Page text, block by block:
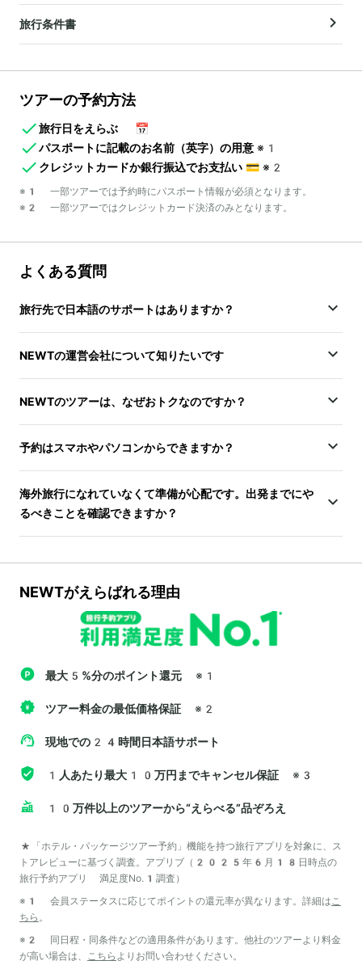
旅行条件書
ツアーの予約方法
旅行日をえらぶ
📅
パスポートに記載のお名前（英字）の用意 ※1
クレジットカードか銀行振込でお支払い 💳 ※2
※1 一部ツアーでは予約時にパスポート情報が必須となります。
※2 一部ツアーではクレジットカード決済のみとなります。
よくある質問
旅行先で日本語のサポートはありますか？
NEWTの運営会社について知りたいです
NEWTのツアーは、なぜおトクなのですか？
予約はスマホやパソコンからできますか？
海外旅行になれていなくて準備が心配です。出発までにや
るべきことを確認できますか？
NEWTがえらばれる理由
最大5%分のポイント還元 ※1
ツアー料金の最低価格保証 ※2
現地での24時間日本語サポート
1人あたり最大10万円までキャンセル保証 ※3
10万件以上のツアーから“えらべる”品ぞろえ
*「ホテル・パッケージツアー予約」機能を持つ旅行アプリを対象に、ス
トアレビューに基づく調査。アプリブ（2025年6月18日時点の
旅行予約アプリ 満足度No.1調査）
※1 会員ステータスに応じてポイントの還元率が異なります。詳細は こ
ちら 。
※2 同日程・同条件などの適用条件があります。他社のツアーより料金
が高い場合は、
こちら よりお問い合わせください。